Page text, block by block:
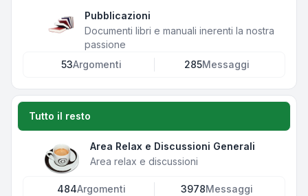
Pubblicazioni
Documenti libri e manuali inerenti la nostra
passione
53Argomenti 285Messaggi
Tutto il resto
Area Relax e Discussioni Generali
Area relax e discussioni
484Argomenti 3978Messaggi